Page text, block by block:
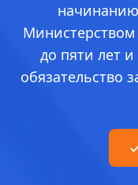
до пяти лет
обязательство